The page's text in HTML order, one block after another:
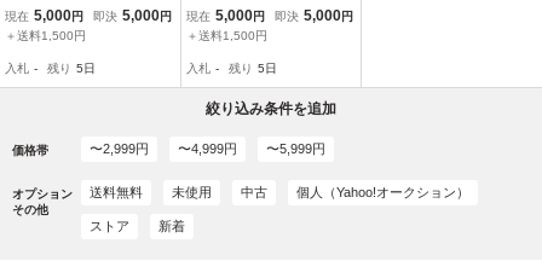
ル 乗り物 ミニフィギュ
ア Yamcha-Airplane
現在 5,000円 即決 5,000円
＋送料1,500円
入札 - 残り 5日
ル 乗り物 ミニフィギュ
ア ブルマのバイク
現在 5,000円 即決 5,000円
＋送料1,500円
入札 - 残り 5日
絞り込み条件を追加
価格帯 〜2,999円 〜4,999円 〜5,999円
オプション
その他
送料無料 未使用 中古 個人（Yahoo!オークション）
ストア 新着